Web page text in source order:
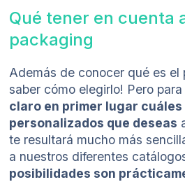
Qué tener en cuenta
packaging
Además de conocer qué es el
saber cómo elegirlo! Pero
claro en primer lugar
personalizados que deseas
te resultará mucho más
a nuestros diferentes
posibilidades son